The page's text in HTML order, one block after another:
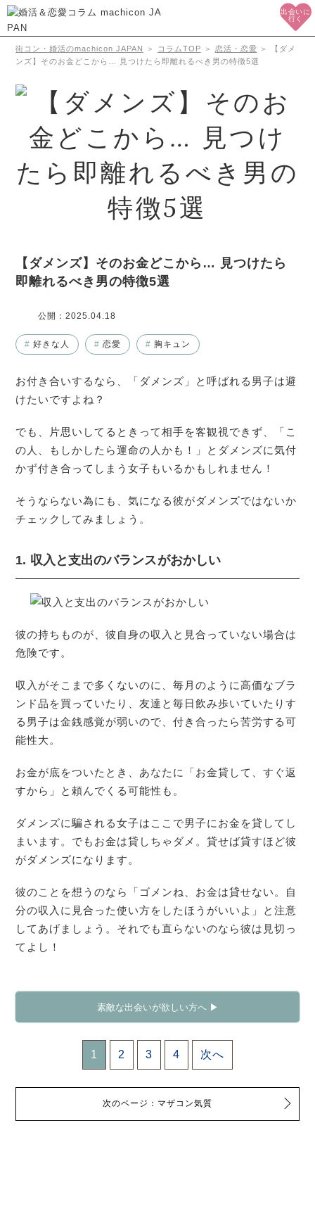
出会いに
行く
街コン・婚活のmachicon JAPAN ＞ コラムTOP ＞ 恋活・恋愛 ＞
【ダメ
ンズ】そのお金どこから… 見つけたら即離れるべき男の特徴5選
【ダメンズ】そのお金どこから… 見つけたら
即離れるべき男の特徴5選
公開：2025.04.18
# 好きな人 # 恋愛 # 胸キュン
お付き合いするなら、「ダメンズ」と呼ばれる男子は避
けたいですよね？
でも、片思いしてるときって相手を客観視できず、「こ
の人、もしかしたら運命の人かも！」とダメンズに気付
かず付き合ってしまう女子もいるかもしれません！
そうならない為にも、気になる彼がダメンズではないか
チェックしてみましょう。
1. 収入と支出のバランスがおかしい
彼の持ちものが、彼自身の収入と見合っていない場合は
危険です。
収入がそこまで多くないのに、毎月のように高価なブラ
ンド品を買っていたり、友達と毎日飲み歩いていたりす
る男子は金銭感覚が弱いので、付き合ったら苦労する可
能性大。
お金が底をついたとき、あなたに「お金貸して、すぐ返
すから」と頼んでくる可能性も。
ダメンズに騙される女子はここで男子にお金を貸してし
まいます。でもお金は貸しちゃダメ。貸せば貸すほど彼
がダメンズになります。
彼のことを想うのなら「ゴメンね、お金は貸せない。自
分の収入に見合った使い方をしたほうがいいよ」と注意
してあげましょう。それでも直らないのなら彼は見切っ
てよし！
素敵な出会いが欲しい方へ ▶
1 2 3 4 次へ
次のページ：マザコン気質